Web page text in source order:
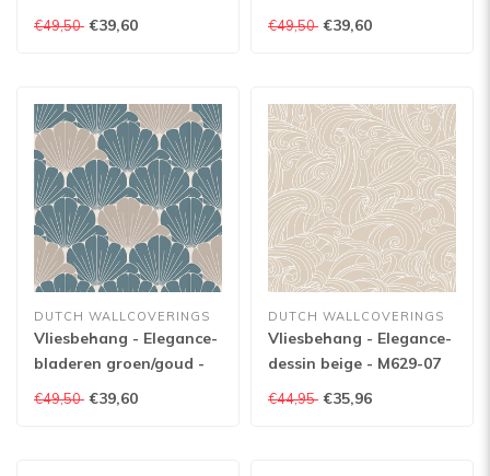
€49,50 €39,60
19
€49,50 €39,60
DUTCH WALLCOVERINGS
Vliesbehang - Elegance-
bladeren groen/goud -
M640-04
€49,50 €39,60
DUTCH WALLCOVERINGS
Vliesbehang - Elegance-
dessin beige - M629-07
€44,95 €35,96